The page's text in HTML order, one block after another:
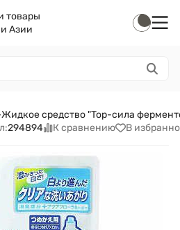
товары
Азии
Жидкое средство "Top-сила
294894 К сравнению В